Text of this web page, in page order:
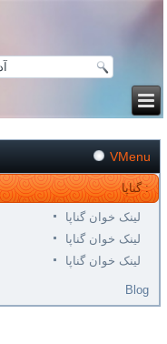
VMenu
گناپا :
لینک خوان گناپا
لینک خوان گناپا
لینک خوان گناپا
Blog